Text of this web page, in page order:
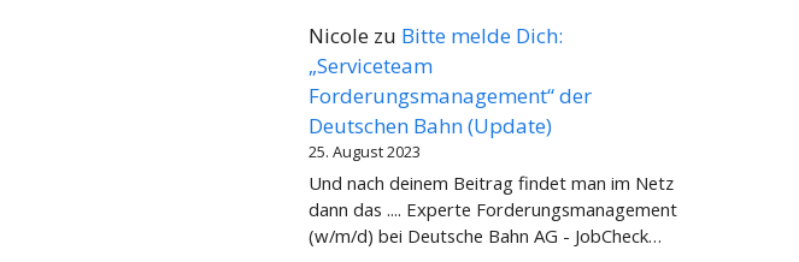
Nicole zu Bitte melde Dich:
„Serviceteam
Forderungsmanagement“ der
Deutschen Bahn (Update)
25. August 2023
Und nach deinem Beitrag findet man im Netz
dann das .... Experte Forderungsmanagement
(w/m/d) bei Deutsche Bahn AG - JobCheck…